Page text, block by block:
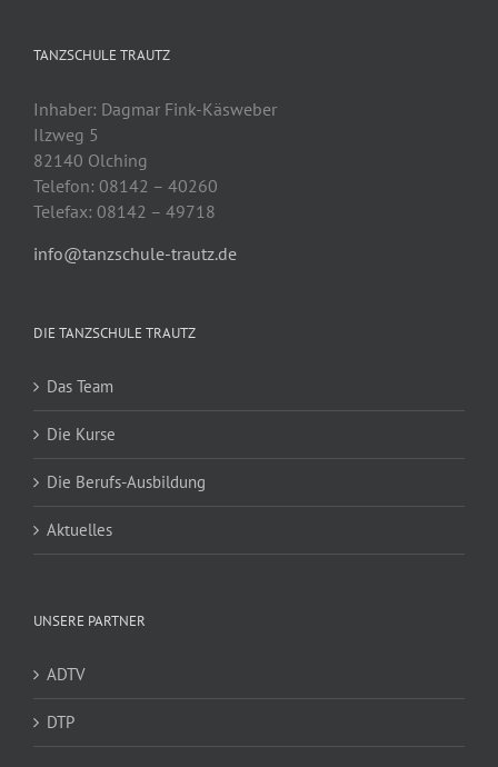
TANZSCHULE TRAUTZ
Inhaber: Dagmar Fink-Käsweber
Ilzweg 5
82140 Olching
Telefon: 08142 – 40260
Telefax: 08142 – 49718
info@tanzschule-trautz.de
DIE TANZSCHULE TRAUTZ
Das Team
Die Kurse
Die Berufs-Ausbildung
Aktuelles
UNSERE PARTNER
ADTV
DTP